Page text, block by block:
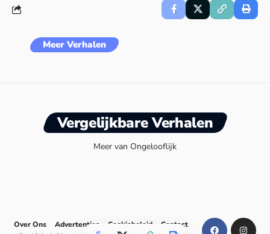
Meer Verhalen
Vergelijkbare Verhalen
Meer van Ongelooflijk
Over Ons Advertenties Cookiebeleid
Contact